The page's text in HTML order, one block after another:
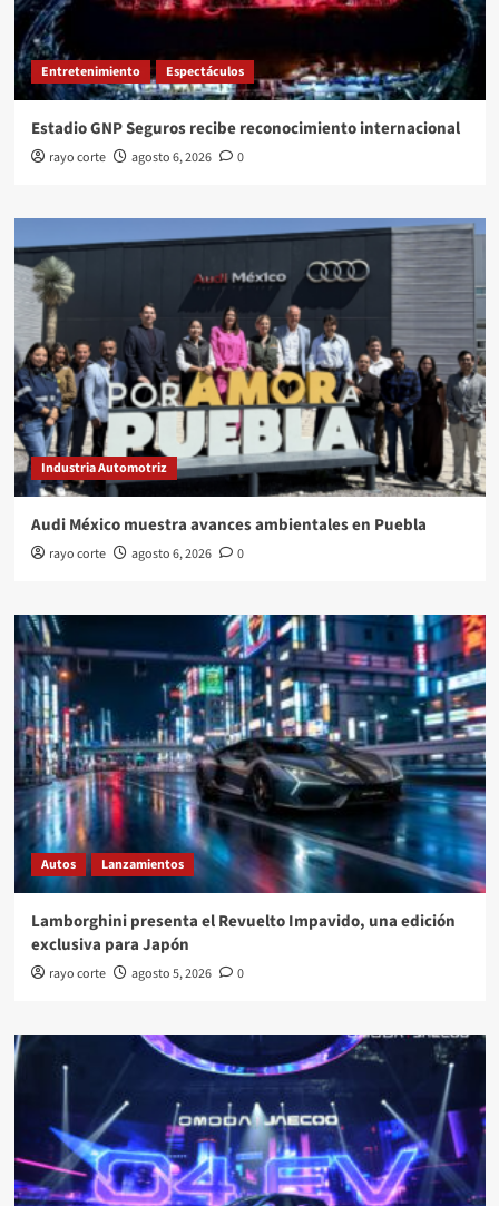
Entretenimiento Espectáculos
Estadio GNP Seguros recibe reconocimiento internacional
rayo corte agosto 6, 2026 0
Industria Automotriz
Audi México muestra avances ambientales en Puebla
rayo corte agosto 6, 2026 0
Autos Lanzamientos
Lamborghini presenta el Revuelto Impavido, una edición
exclusiva para Japón
rayo corte agosto 5, 2026 0